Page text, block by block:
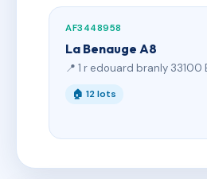
AF3448958
La Benauge A8
📍 1 r edouard branly 33100
🏠 12 lots